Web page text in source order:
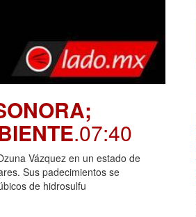
.07:40
Vázquez en un estado de
Sus padecimientos se
de hidrosulfu